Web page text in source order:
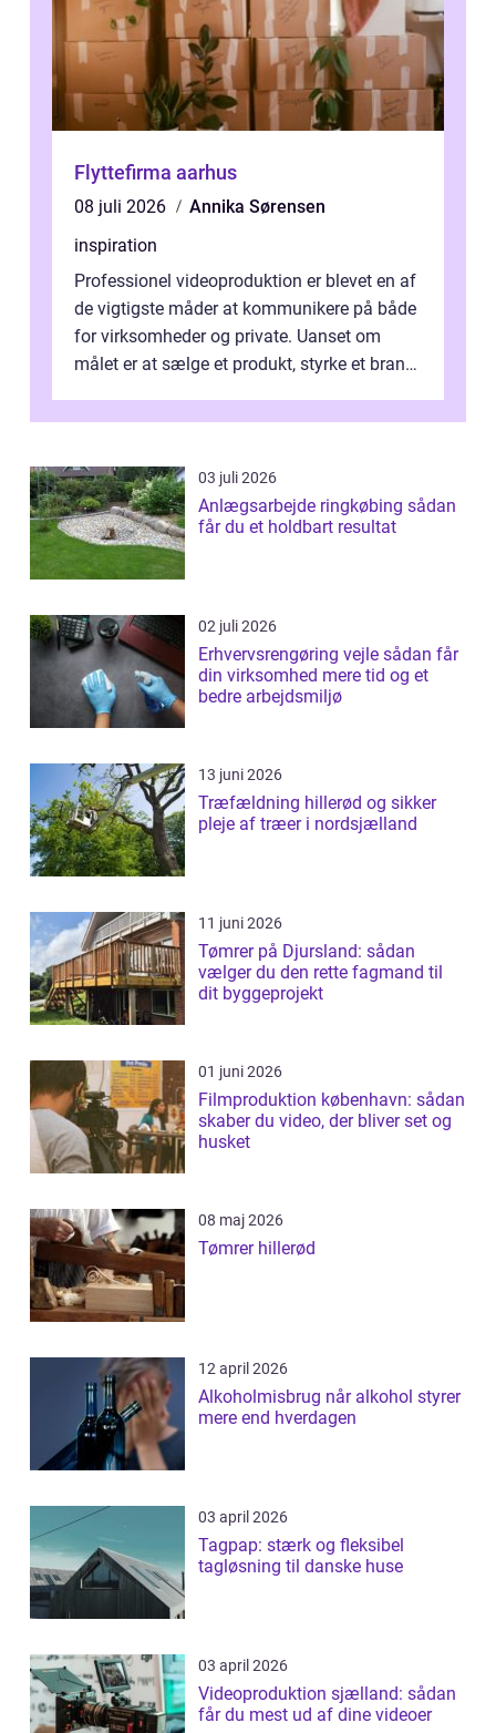
Flyttefirma aarhus
08 juli 2026
Annika Sørensen
inspiration
Professionel videoproduktion er blevet en af
de vigtigste måder at kommunikere på både
for virksomheder og private. Uanset om
målet er at sælge et produkt, styrke et brand,
03 juli 2026
Anlægsarbejde ringkøbing sådan
får du et holdbart resultat
02 juli 2026
Erhvervsrengøring vejle sådan får
din virksomhed mere tid og et
bedre arbejdsmiljø
13 juni 2026
Træfældning hillerød og sikker
pleje af træer i nordsjælland
11 juni 2026
Tømrer på Djursland: sådan
vælger du den rette fagmand til
dit byggeprojekt
01 juni 2026
Filmproduktion københavn: sådan
skaber du video, der bliver set og
husket
08 maj 2026
Tømrer hillerød
12 april 2026
Alkoholmisbrug når alkohol styrer
mere end hverdagen
03 april 2026
Tagpap: stærk og fleksibel
tagløsning til danske huse
03 april 2026
Videoproduktion sjælland: sådan
får du mest ud af dine videoer